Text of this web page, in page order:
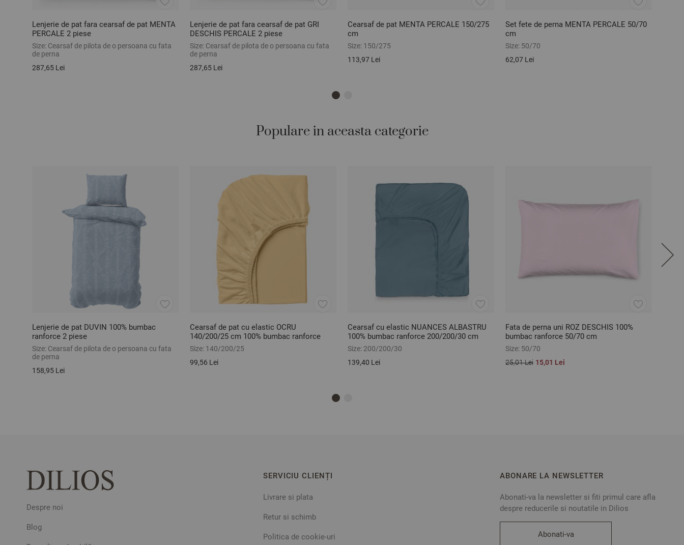
Lenjerie de pat fara cearsaf de pat MENTA
PERCALE 2 piese
Size: Cearsaf de pilota de o persoana cu fata
de perna
287,65 Lei
Lenjerie de pat fara cearsaf de pat GRI
DESCHIS PERCALE 2 piese
Size: Cearsaf de pilota de o persoana cu fata
de perna
287,65 Lei
Cearsaf de pat MENTA PERCALE 150/275
cm
Size: 150/275
113,97 Lei
Set fete de perna MENTA PERCALE 50/70
cm
Size: 50/70
62,07 Lei
Populare in aceasta categorie
Lenjerie de pat DUVIN 100% bumbac
ranforce 2 piese
Size: Cearsaf de pilota de o persoana cu fata
de perna
158,95 Lei
Cearsaf de pat cu elastic OCRU
140/200/25 cm 100% bumbac ranforce
Size: 140/200/25
99,56 Lei
Cearsaf cu elastic NUANCES ALBASTRU
100% bumbac ranforce 200/200/30 cm
Size: 200/200/30
139,40 Lei
Fata de perna uni ROZ DESCHIS 100%
bumbac ranforce 50/70 cm
Size: 50/70
25,01 Lei 15,01 Lei
Despre noi
Blog
SERVICIU CLIENȚI
Livrare si plata
Retur si schimb
Politica de cookie-uri
ABONARE LA NEWSLETTER
Abonati-va la newsletter si fiti primul care afla
despre reducerile si noutatile in Dilios
Abonati-va